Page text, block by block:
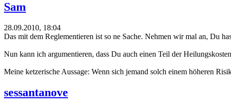
Sam
28.09.2010, 18:04
Das mit dem Reglementieren ist so ne Sache. Nehmen wir mal an, Du
Nun kann ich argumentieren, dass Du auch einen Teil der
Meine ketzerische Aussage: Wenn sich jemand solch einem höheren
sessantanove